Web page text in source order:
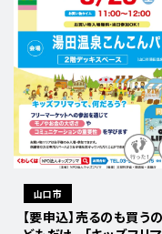
山口市
【要申込】売るのも買う